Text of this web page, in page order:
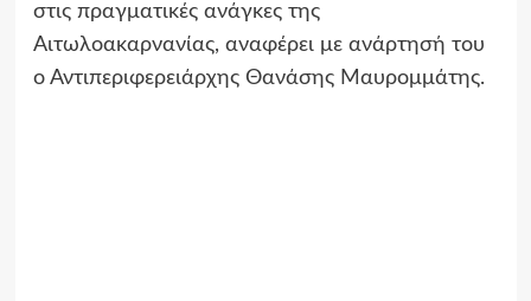
στις πραγματικές ανάγκες της
Αιτωλοακαρνανίας, αναφέρει με ανάρτησή του
ο Αντιπεριφερειάρχης Θανάσης Μαυρομμάτης.